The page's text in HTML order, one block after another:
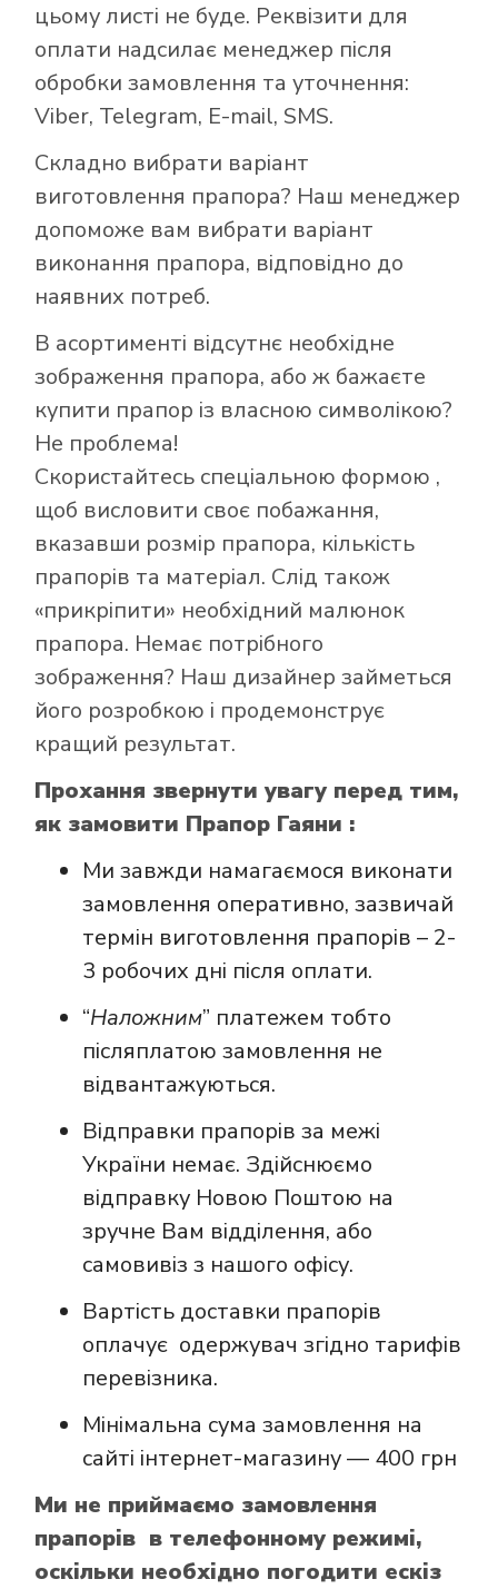
цьому листі не буде. Реквізити для
оплати надсилає менеджер після
обробки замовлення та уточнення:
Viber, Telegram, E-mail, SMS.
Складно вибрати варіант
виготовлення прапора? Наш менеджер
допоможе вам вибрати варіант
виконання прапора, відповідно до
наявних потреб.
В асортименті відсутнє необхідне
зображення прапора, або ж бажаєте
купити прапор із власною символікою?
Не проблема!
Скористайтесь спеціальною формою ,
щоб висловити своє побажання,
вказавши розмір прапора, кількість
прапорів та матеріал. Слід також
«прикріпити» необхідний малюнок
прапора. Немає потрібного
зображення? Наш дизайнер займеться
його розробкою і продемонструє
кращий результат.
Прохання звернути увагу перед тим,
як замовити Прапор Гаяни :
Ми завжди намагаємося виконати
замовлення оперативно, зазвичай
термін виготовлення прапорів – 2-
3 робочих дні після оплати.
“Наложним” платежем тобто
післяплатою замовлення не
відвантажуються.
Відправки прапорів за межі
України немає. Здійснюємо
відправку Новою Поштою на
зручне Вам відділення, або
самовивіз з нашого офісу.
Вартість доставки прапорів
оплачує одержувач згідно тарифів
перевізника.
Мінімальна сума замовлення на
сайті інтернет-магазину — 400 грн
Ми не приймаємо замовлення
прапорів в телефонному режимі,
оскільки необхідно погодити ескіз
Як купити прапор
в інтернет-
магазині Лакор: